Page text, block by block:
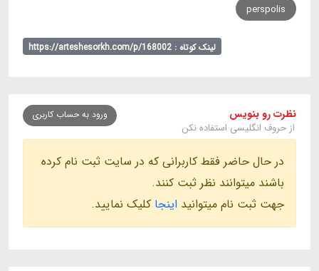
perspolis
لینک کوتاه : https://arteshesorkh.com/p/168002
نظرت رو بنویس
از حروف انگلیسی استفاده نکن
ورود به حساب کاربری
در حال حاضر فقط کاربرانی که در سایت ثبت نام کرده
باشند میتوانند نظر ثبت کنند.
جهت ثبت نام میتوانید اینجا کلیک نمایید.